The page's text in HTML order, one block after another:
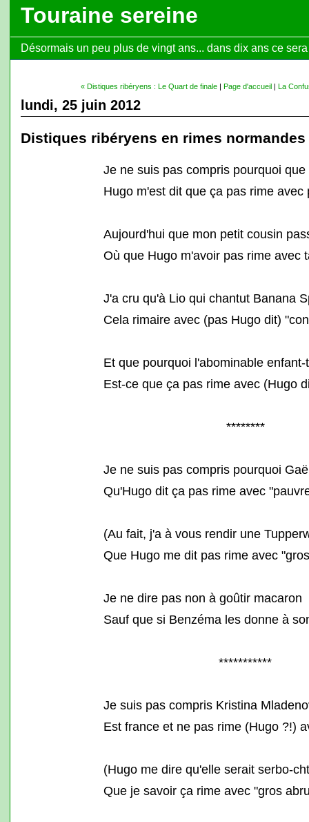
Touraine sereine
Désormais un peu plus de vingt ans... dans dix ans ce
« Distiques ribéryens : Le Quart de finale| Page d'accueil| La
lundi, 25 juin 2012
Distiques ribéryens en rimes normandes
Je ne suis pas compris pourquoi
Hugo m'est dit que ça pas rime avec
Aujourd'hui que mon petit cousin
Où que Hugo m'avoir pas rime avec
J'a cru qu'à Lio qui chantut Banana
Cela rimaire avec (pas Hugo dit)
Et que pourquoi l'abominable enfant-
Est-ce que ça pas rime avec (Hugo
********
Je ne suis pas compris pourquoi
Qu'Hugo dit ça pas rime avec
(Au fait, j'a à vous rendir une
Que Hugo me dit pas rime avec
Je ne dire pas non à goûtir macaron
Sauf que si Benzéma les donne à
***********
Je suis pas compris Kristina
Est france et ne pas rime (Hugo ?!)
(Hugo me dire qu'elle serait serbo-
Que je savoir ça rime avec "gros